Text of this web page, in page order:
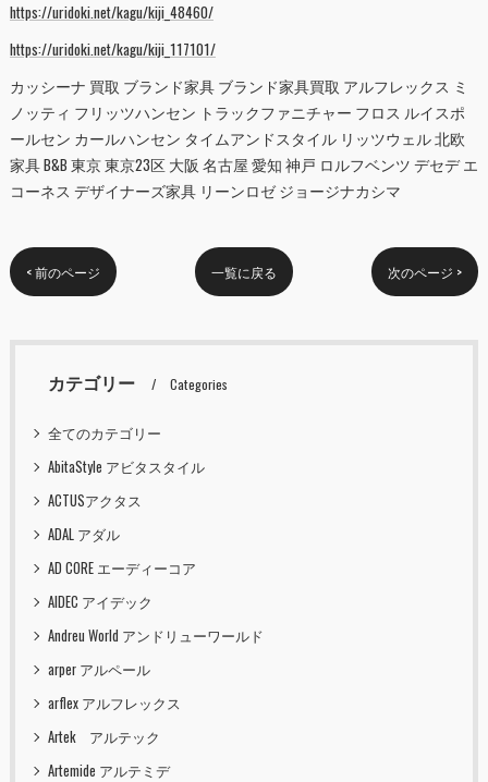
https://uridoki.net/kagu/kiji_48460/
https://uridoki.net/kagu/kiji_117101/
カッシーナ 買取 ブランド家具 ブランド家具買取 アルフレックス ミ
ノッティ フリッツハンセン トラックファニチャー フロス ルイスポ
ールセン カールハンセン タイムアンドスタイル リッツウェル 北欧
家具 B&B 東京 東京23区 大阪 名古屋 愛知 神戸 ロルフベンツ デセデ エ
コーネス デザイナーズ家具 リーンロゼ ジョージナカシマ
< 前のページ 一覧に戻る 次のページ >
カテゴリー Categories
全てのカテゴリー
AbitaStyle アビタスタイル
ACTUSアクタス
ADAL アダル
AD CORE エーディーコア
AIDEC アイデック
Andreu World アンドリューワールド
arper アルペール
arflex アルフレックス
Artek アルテック
Artemide アルテミデ